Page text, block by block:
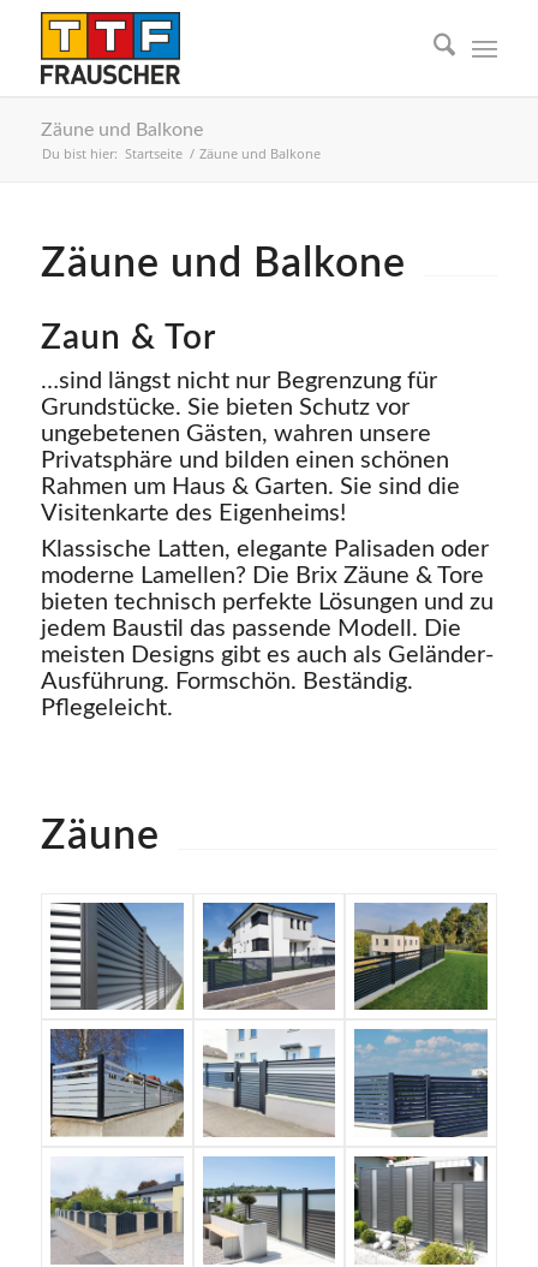
Zäune und Balkone
Du bist hier: Startseite / Zäune und Balkone
Zäune und Balkone
Zaun & Tor
…sind längst nicht nur Begrenzung für
Grundstücke. Sie bieten Schutz vor
ungebetenen Gästen, wahren unsere
Privatsphäre und bilden einen schönen
Rahmen um Haus & Garten. Sie sind die
Visitenkarte des Eigenheims!
Klassische Latten, elegante Palisaden oder
moderne Lamellen? Die Brix Zäune & Tore
bieten technisch perfekte Lösungen und zu
jedem Baustil das passende Modell. Die
meisten Designs gibt es auch als Geländer-
Ausführung. Formschön. Beständig.
Pflegeleicht.
Zäune